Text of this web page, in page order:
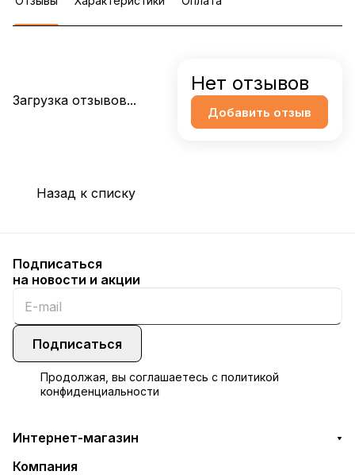
Загрузка отзывов...
Нет отзывов
Добавить отзыв
Назад к списку
Подписаться
на новости и акции
Подписаться
Продолжая, вы соглашаетесь с политикой
конфиденциальности
Интернет-магазин
Компания